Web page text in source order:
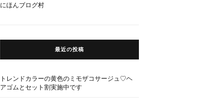
にほんブログ村
最近の投稿
トレンドカラーの黄色のミモザコサージュ♡ヘ
アゴムとセット割実施中です